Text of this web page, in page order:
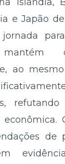
e Japão
ao
econômica.
de